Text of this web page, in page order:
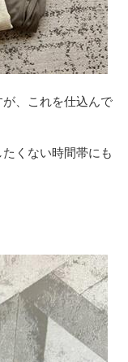
、これを仕込んで
くない時間帯にも